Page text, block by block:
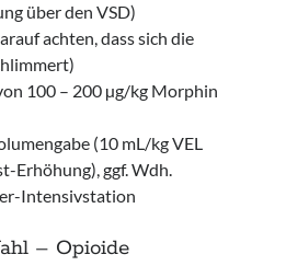
über den VSD)
achten, dass sich die
100 – 200 µg/kg Morphin
(10 mL/kg VEL
Erhöhung), ggf. Wdh.
Intensivstation
– Opioide